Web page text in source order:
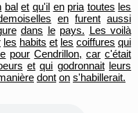
bal et qu'il en pria toutes les
en furent aussi
dans le pays. Les voilà
les habits et les coiffures qui
pour Cendrillon, car c'était
et qui godronnait leurs
dont on s'habillerait.